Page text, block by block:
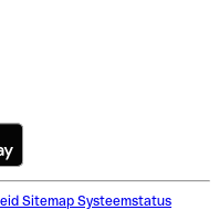
Sitemap Systeemstatus